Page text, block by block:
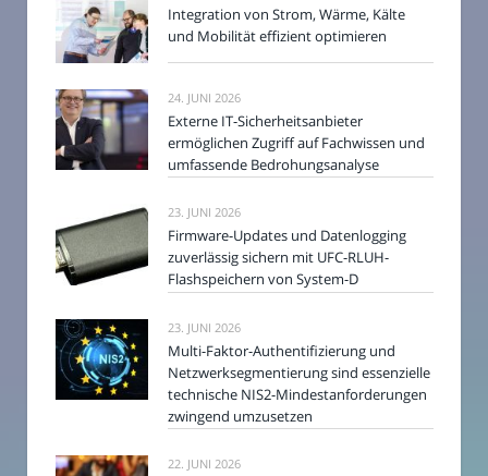
Integration von Strom, Wärme, Kälte
und Mobilität effizient optimieren
24. JUNI 2026
Externe IT-Sicherheitsanbieter
ermöglichen Zugriff auf Fachwissen und
umfassende Bedrohungsanalyse
23. JUNI 2026
Firmware-Updates und Datenlogging
zuverlässig sichern mit UFC-RLUH-
Flashspeichern von System-D
23. JUNI 2026
Multi-Faktor-Authentifizierung und
Netzwerksegmentierung sind essenzielle
technische NIS2-Mindestanforderungen
zwingend umzusetzen
22. JUNI 2026